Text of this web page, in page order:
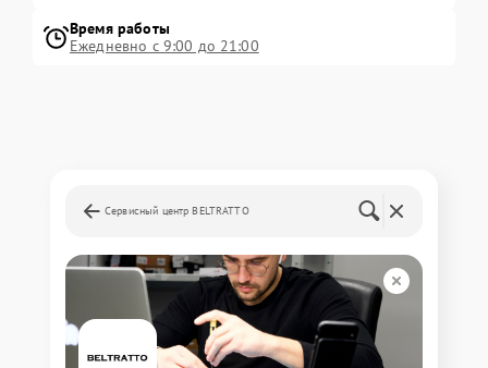
Время работы
Ежедневно с 9:00 до 21:00
Сервисный центр BELTRATTO